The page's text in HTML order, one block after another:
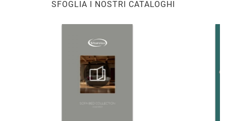
SFOGLIA I NOSTRI CATALOGHI